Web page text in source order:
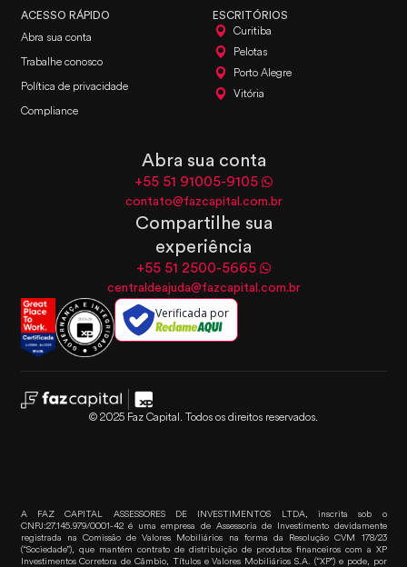
ACESSO RÁPIDO
Abra sua conta
Trabalhe conosco
Política de privacidade
Compliance
ESCRITÓRIOS
Curitiba
Pelotas
Porto Alegre
Vitória
Abra sua conta
+55 51 91005-9105
contato@fazcapital.com.br
Compartilhe sua
experiência
+55 51 2500-5665
centraldeajuda@fazcapital.com.br
Verificada por
© 2025 Faz Capital. Todos os direitos reservados.
A FAZ CAPITAL ASSESSORES DE INVESTIMENTOS LTDA, inscrita sob o
CNPJ:27.145.979/0001-42 é uma empresa de Assessoria de Investimento devidamente
registrada na Comissão de Valores Mobiliários na forma da Resolução CVM 178/23
(“Sociedade”), que mantém contrato de distribuição de produtos financeiros com a XP
Investimentos Corretora de Câmbio, Títulos e Valores Mobiliários S.A. (“XP”) e pode, por